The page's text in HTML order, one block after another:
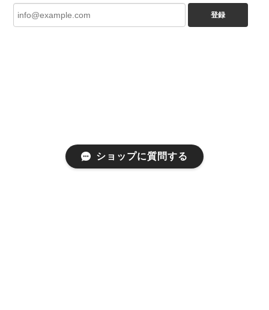
登録
ショップに質問する